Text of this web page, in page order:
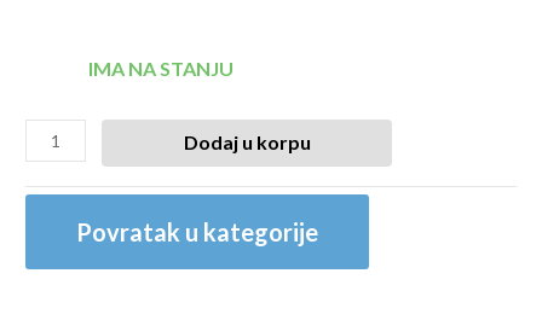
IMA NA STANJU
Dodaj u korpu
Povratak u kategorije